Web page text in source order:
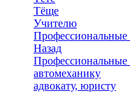
Тёще
Учителю
Профессиональные
Назад
Профессиональные
автомеханику
адвокату, юристу